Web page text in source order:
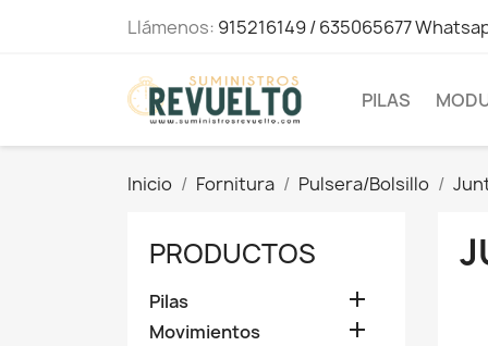
Llámenos: 915216149 / 635065677
PILAS
Inicio Fornitura Pulsera/Bolsillo
PRODUCTOS
Pilas 
Movimientos 